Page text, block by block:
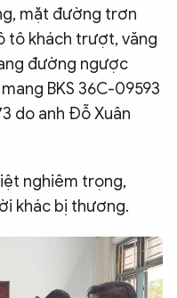
Podcast
Ảnh
mặt đường trơn
tô khách trượt, văng
đường ngược
BKS 36C-09593
do anh Đỗ Xuân
nghiêm trọng,
khác bị thương.